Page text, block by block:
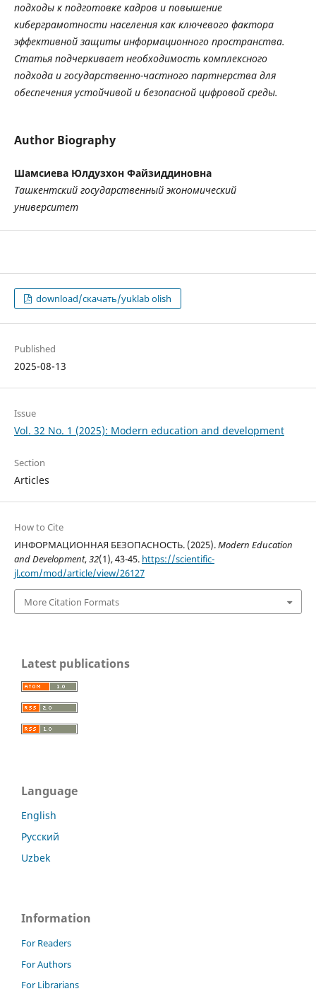
подходы к подготовке кадров и повышение
киберграмотности населения как ключевого фактора
эффективной защиты информационного пространства.
Статья подчеркивает необходимость комплексного
подхода и государственно-частного партнерства для
обеспечения устойчивой и безопасной цифровой среды.
Author Biography
Шамсиева Юлдузхон Файзиддиновна
Ташкентский государственный экономический
университет
download/скачать/yuklab olish
Published
2025-08-13
Issue
Vol. 32 No. 1 (2025): Modern education and development
Section
Articles
How to Cite
ИНФОРМАЦИОННАЯ БЕЗОПАСНОСТЬ. (2025).Modern Education
and Development,32(1), 43-45. https://scientific-
jl.com/mod/article/view/26127
More Citation Formats
Latest publications
Language
English
Русский
Uzbek
Information
For Readers
For Authors
For Librarians